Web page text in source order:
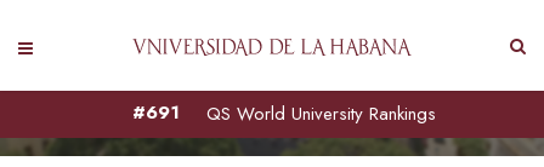
QS World University Rankings
#691